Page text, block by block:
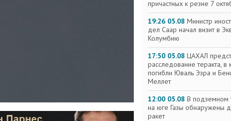
причастных к резне 7
19:26 05.08 Министр
дел Саар начал визит в
Колумбию
17:50 05.08 ЦАХАЛ
расследование теракта, в
погибли Юваль Эзра и
Меллет
12:00 05.08 В подземном
на юге Газы обнаружены
ракет